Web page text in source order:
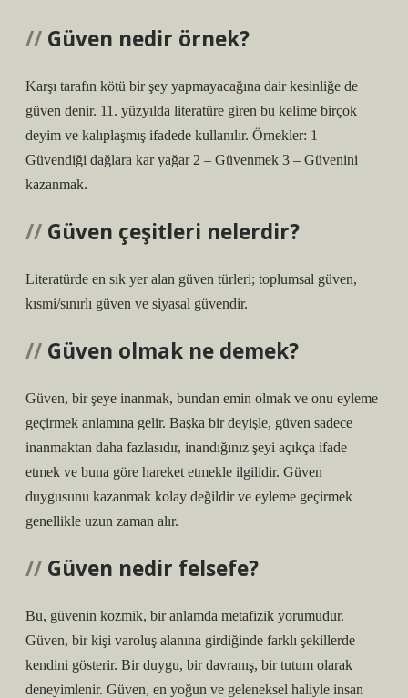
Güven nedir örnek?
Karşı tarafın kötü bir şey yapmayacağına dair kesinliğe de
güven denir. 11. yüzyılda literatüre giren bu kelime birçok
deyim ve kalıplaşmış ifadede kullanılır. Örnekler: 1 –
Güvendiği dağlara kar yağar 2 – Güvenmek 3 – Güvenini
kazanmak.
Güven çeşitleri nelerdir?
Literatürde en sık yer alan güven türleri; toplumsal güven,
kısmi/sınırlı güven ve siyasal güvendir.
Güven olmak ne demek?
Güven, bir şeye inanmak, bundan emin olmak ve onu eyleme
geçirmek anlamına gelir. Başka bir deyişle, güven sadece
inanmaktan daha fazlasıdır, inandığınız şeyi açıkça ifade
etmek ve buna göre hareket etmekle ilgilidir. Güven
duygusunu kazanmak kolay değildir ve eyleme geçirmek
genellikle uzun zaman alır.
Güven nedir felsefe?
Bu, güvenin kozmik, bir anlamda metafizik yorumudur.
Güven, bir kişi varoluş alanına girdiğinde farklı şekillerde
kendini gösterir. Bir duygu, bir davranış, bir tutum olarak
deneyimlenir. Güven, en yoğun ve geleneksel haliyle insan